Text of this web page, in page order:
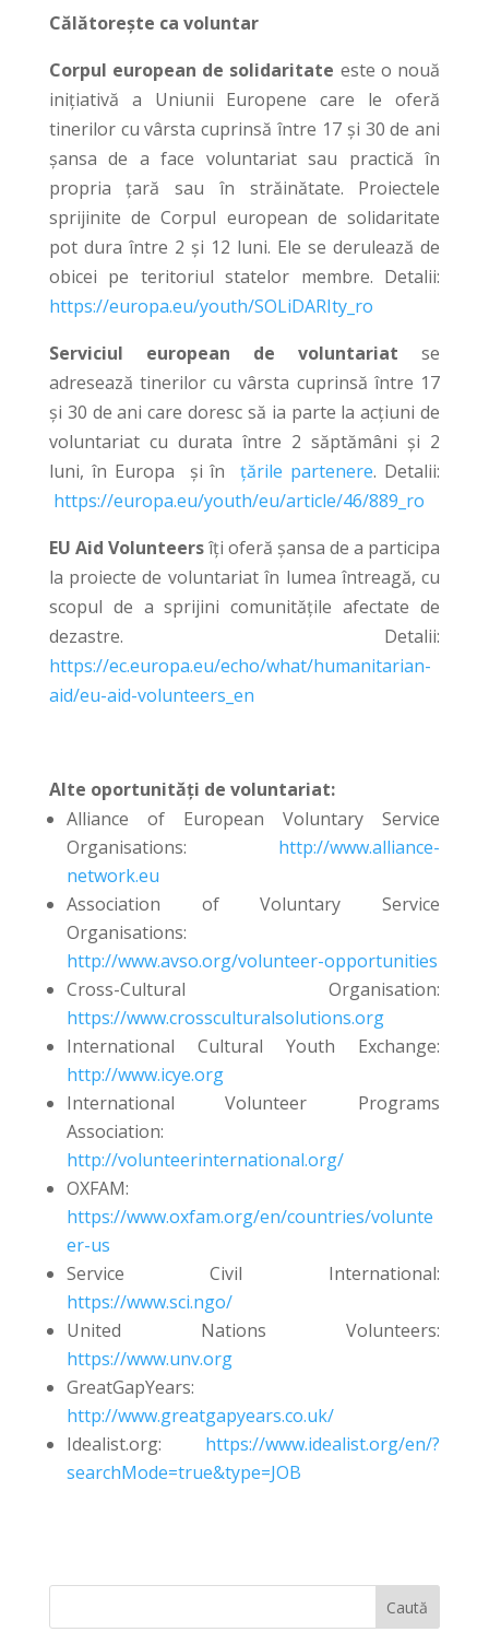
Călătorește ca voluntar
Corpul european de solidaritate este o nouă
inițiativă a Uniunii Europene care le oferă
tinerilor cu vârsta cuprinsă între 17 și 30 de ani
șansa de a face voluntariat sau practică în
propria țară sau în străinătate. Proiectele
sprijinite de Corpul european de solidaritate
pot dura între 2 și 12 luni. Ele se derulează de
obicei pe teritoriul statelor membre. Detalii:
https://europa.eu/youth/SOLiDARIty_ro
Serviciul european de voluntariat se
adresează tinerilor cu vârsta cuprinsă între 17
și 30 de ani care doresc să ia parte la acțiuni de
voluntariat cu durata între 2 săptămâni și 2
luni, în Europa și înțările partenere. Detalii:
https://europa.eu/youth/eu/article/46/889_ro
EU Aid Volunteersîți oferă șansa de a participa
la proiecte de voluntariat în lumea întreagă, cu
scopul de a sprijini comunitățile afectate de
dezastre. Detalii:
https://ec.europa.eu/echo/what/humanitarian-
aid/eu-aid-volunteers_en
Alte oportunități de voluntariat:
Alliance of European Voluntary Service
Organisations: http://www.alliance-
network.eu
Association of Voluntary Service
Organisations:
http://www.avso.org/volunteer-opportunities
Cross-Cultural Organisation:
https://www.crossculturalsolutions.org
International Cultural Youth Exchange:
http://www.icye.org
International Volunteer Programs
Association:
http://volunteerinternational.org/
OXFAM:
https://www.oxfam.org/en/countries/volunte
er-us
Service Civil International:
https://www.sci.ngo/
United Nations Volunteers:
https://www.unv.org
GreatGapYears:
http://www.greatgapyears.co.uk/
Idealist.org: https://www.idealist.org/en/?
searchMode=true&type=JOB
Caută